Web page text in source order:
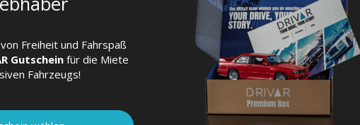
Freiheit und Fahrspaß
Gutscheinfür die Miete
Fahrzeugs!